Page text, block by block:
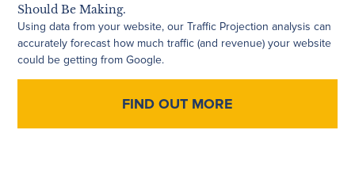
Should Be Making.
Using data from your website, our Traffic Projection analysis can
accurately forecast how much traffic (and revenue) your website
could be getting from Google.
FIND OUT MORE